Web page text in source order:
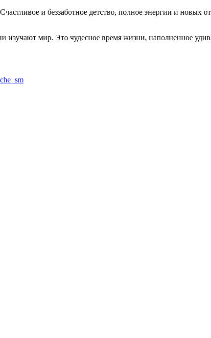
и беззаботное детство, полное энергии и новых
изучают мир. Это чудесное время жизни, наполненное